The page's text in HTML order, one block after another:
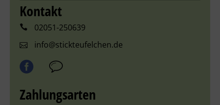
Kontakt
02051-250639
info@stickteufelchen.de
Zahlungsarten